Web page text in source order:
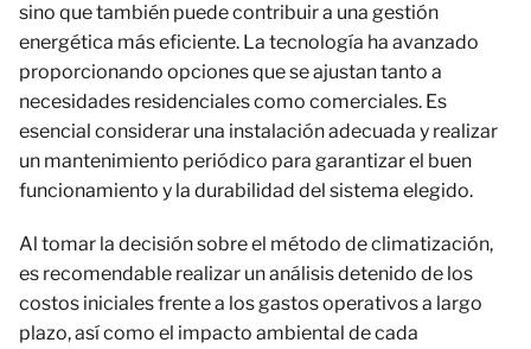
sino que también puede contribuir a una gestión
energética más eficiente. La tecnología ha avanzado
proporcionando opciones que se ajustan tanto a
necesidades residenciales como comerciales. Es
esencial considerar una instalación adecuada y realizar
un mantenimiento periódico para garantizar el buen
funcionamiento y la durabilidad del sistema elegido.
Al tomar la decisión sobre el método de climatización,
es recomendable realizar un análisis detenido de los
costos iniciales frente a los gastos operativos a largo
plazo, así como el impacto ambiental de cada